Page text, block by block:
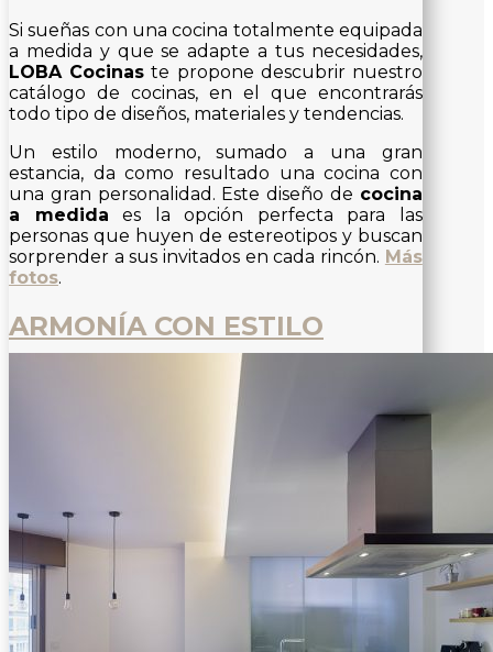
Si sueñas con una cocina totalmente equipada
a medida y que se adapte a tus necesidades,
LOBA Cocinas te propone descubrir nuestro
catálogo de cocinas, en el que encontrarás
todo tipo de diseños, materiales y tendencias.
Un estilo moderno, sumado a una gran
estancia, da como resultado una cocina con
una gran personalidad. Este diseño de cocina
a medida es la opción perfecta para las
personas que huyen de estereotipos y buscan
sorprender a sus invitados en cada rincón. Más
fotos.
ARMONÍA CON ESTILO